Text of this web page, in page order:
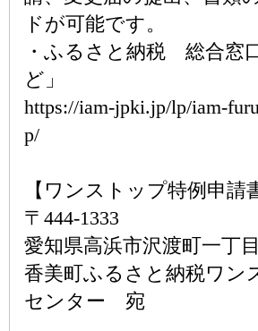
ドが可能です。
・ふるさと納税 総合窓
ど」
https://iam-jpki.jp/lp/iam-
p/
【ワンストップ特例申請
〒444-1333
愛知県高浜市沢渡町一丁
香美町ふるさと納税ワン
センター 宛